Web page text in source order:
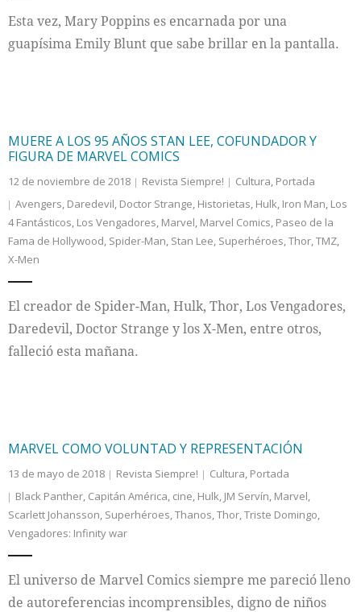
Cultura
Esta vez, Mary Poppins es encarnada por una
guapísima Emily Blunt que sabe brillar en la pantalla.
MUERE A LOS 95 AÑOS STAN LEE, COFUNDADOR Y
FIGURA DE MARVEL COMICS
12 de noviembre de 2018 Revista Siempre! Cultura, Portada
Avengers, Daredevil, Doctor Strange, Historietas, Hulk, Iron Man, Los
4 Fantásticos, Los Vengadores, Marvel, Marvel Comics, Paseo de la
Fama de Hollywood, Spider-Man, Stan Lee, Superhéroes,Thor,TMZ,
X-Men
El creador de Spider-Man, Hulk, Thor, Los Vengadores,
Daredevil, Doctor Strange y los X-Men, entre otros,
falleció esta mañana.
MARVEL COMO VOLUNTAD Y REPRESENTACIÓN
13 de mayo de 2018 Revista Siempre! Cultura, Portada
Black Panther, Capitán América, cine, Hulk, JM Servín, Marvel,
Scarlett Johansson, Superhéroes,Thanos,Thor,Triste Domingo,
Vengadores: Infinity war
El universo de Marvel Comics siempre me pareció lleno
de autoreferencias incomprensibles, digno de niños